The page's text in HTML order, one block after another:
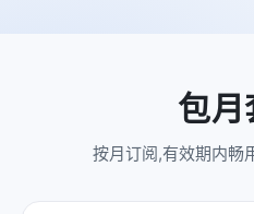
包月
按月订阅,有效期内畅